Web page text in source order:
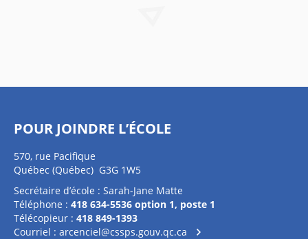
POUR JOINDRE L’ÉCOLE
570, rue Pacifique
Québec (Québec) G3G 1W5
Secrétaire d’école : Sarah-Jane Matte
Téléphone : 418 634-5536 option 1, poste 1
Télécopieur : 418 849-1393
Courriel : arcenciel@cssps.gouv.qc.ca